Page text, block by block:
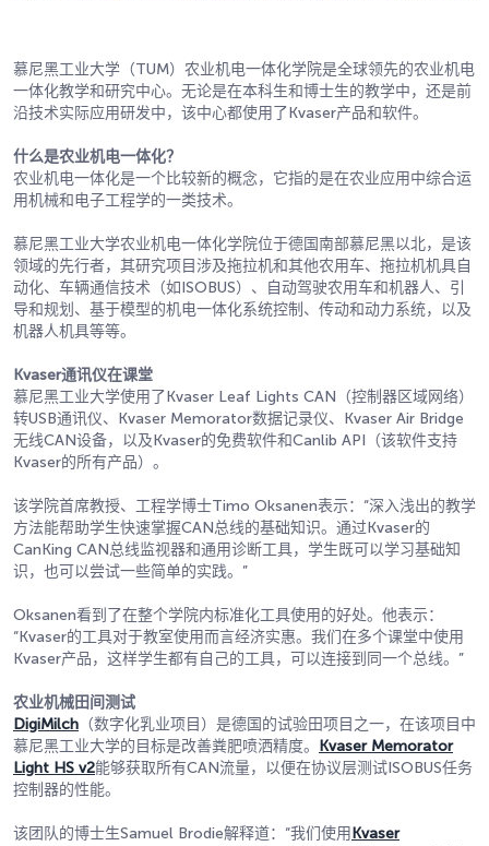
慕尼黑工业大学（TUM）农业机电一体化学院是全球领先的农业机电
一体化教学和研究中心。无论是在本科生和博士生的教学中，还是前
沿技术实际应用研发中，该中心都使用了Kvaser产品和软件。
什么是农业机电一体化？
农业机电一体化是一个比较新的概念，它指的是在农业应用中综合运
用机械和电子工程学的一类技术。
慕尼黑工业大学农业机电一体化学院位于德国南部慕尼黑以北，是该
领域的先行者，其研究项目涉及拖拉机和其他农用车、拖拉机机具自
动化、车辆通信技术（如ISOBUS）、自动驾驶农用车和机器人、引
导和规划、基于模型的机电一体化系统控制、传动和动力系统，以及
机器人机具等等。
Kvaser通讯仪在课堂
慕尼黑工业大学使用了Kvaser Leaf Lights CAN（控制器区域网络）
转USB通讯仪、Kvaser Memorator数据记录仪、Kvaser Air Bridge
无线CAN设备，以及Kvaser的免费软件和Canlib API（该软件支持
Kvaser的所有产品）。
该学院首席教授、工程学博士Timo Oksanen表示：“深入浅出的教学
方法能帮助学生快速掌握CAN总线的基础知识。通过Kvaser的
CanKing CAN总线监视器和通用诊断工具，学生既可以学习基础知
识，也可以尝试一些简单的实践。”
Oksanen看到了在整个学院内标准化工具使用的好处。他表示：
“Kvaser的工具对于教室使用而言经济实惠。我们在多个课堂中使用
Kvaser产品，这样学生都有自己的工具，可以连接到同一个总线。”
农业机械田间测试
DigiMilch （数字化乳业项目）是德国的试验田项目之一，在该项目中
慕尼黑工业大学的目标是改善粪肥喷洒精度。 Kvaser Memorator
Light HS v2能够获取所有CAN流量，以便在协议层测试ISOBUS任务
控制器的性能。
该团队的博士生Samuel Brodie解释道：“我们使用Kvaser